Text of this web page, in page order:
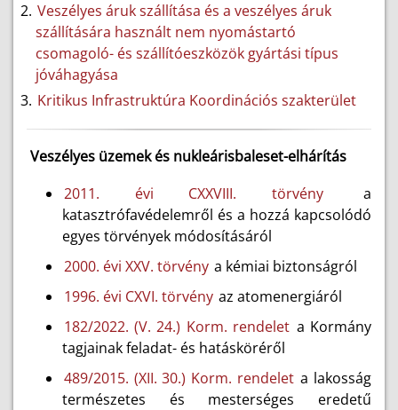
Veszélyes áruk szállítása és a veszélyes áruk
szállítására használt nem nyomástartó
csomagoló- és szállítóeszközök gyártási típus
jóváhagyása
Kritikus Infrastruktúra Koordinációs szakterület
Veszélyes üzemek és nukleárisbaleset-elhárítás
2011. évi CXXVIII. törvény
a
katasztrófavédelemről és a hozzá kapcsolódó
egyes törvények módosításáról
2000. évi XXV. törvény a kémiai biztonságról
1996. évi CXVI. törvény az atomenergiáról
182/2022. (V. 24.) Korm. rendelet a Kormány
tagjainak feladat- és hatásköréről
489/2015. (XII. 30.) Korm. rendelet a lakosság
természetes és mesterséges eredetű